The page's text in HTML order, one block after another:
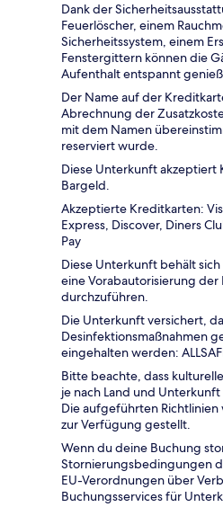
Dank der
Feuerlöscher, einem
Sicherheitssystem, einem
Fenstergittern können die
Aufenthalt entspannt
Der Name auf der
Abrechnung der
mit dem Namen
reserviert wurde.
Diese Unterkunft
Bargeld.
Akzeptierte Kreditkarten:
Express, Discover, Diners
Pay
Diese Unterkunft behält
eine Vorabautorisierung der
durchzuführen.
Die Unterkunft versichert,
Desinfektionsmaßnahmen
eingehalten werden:
Bitte beachte, dass
je nach Land und
Die aufgeführten
zur Verfügung gestellt.
Wenn du deine Buchung
Stornierungsbedingungen
EU-Verordnungen über
Buchungsservices für